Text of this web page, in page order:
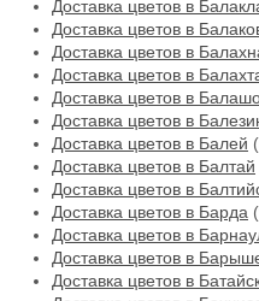
Доставка цветов в
Доставка цветов в
Доставка цветов в
Доставка цветов в
Доставка цветов в
Доставка цветов в
Доставка цветов в Балей
Доставка цветов в Балтай
Доставка цветов в
Доставка цветов в Барда
Доставка цветов в
Доставка цветов в
Доставка цветов в